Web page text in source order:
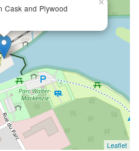
Cask and Plywood
×
Leaflet